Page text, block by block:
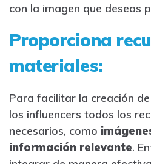
con la imagen que deseas
Proporciona
materiales:
Para facilitar la creación
los influencers todos los
necesarios, como
información relevante.